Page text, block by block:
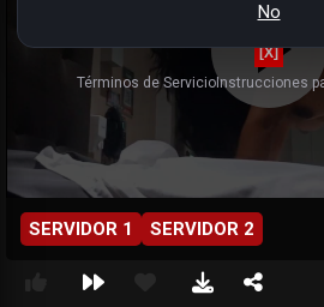
[X]
SERVIDOR 1 SERVIDOR 2
No
Términos de ServicioInstrucciones